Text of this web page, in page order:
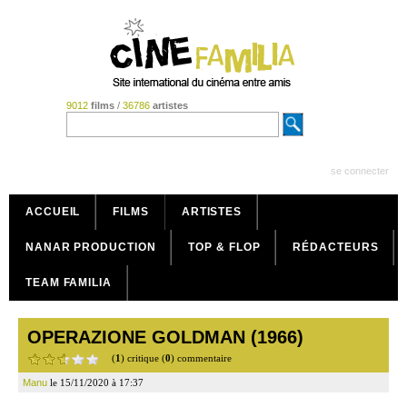
9012 films/ 36786 artistes
se connecter
ACCUEIL FILMS ARTISTES
NANAR PRODUCTION TOP & FLOP RÉDACTEURS
TEAM FAMILIA
OPERAZIONE GOLDMAN (1966)
(1) critique (0) commentaire
Manu le 15/11/2020 à 17:37